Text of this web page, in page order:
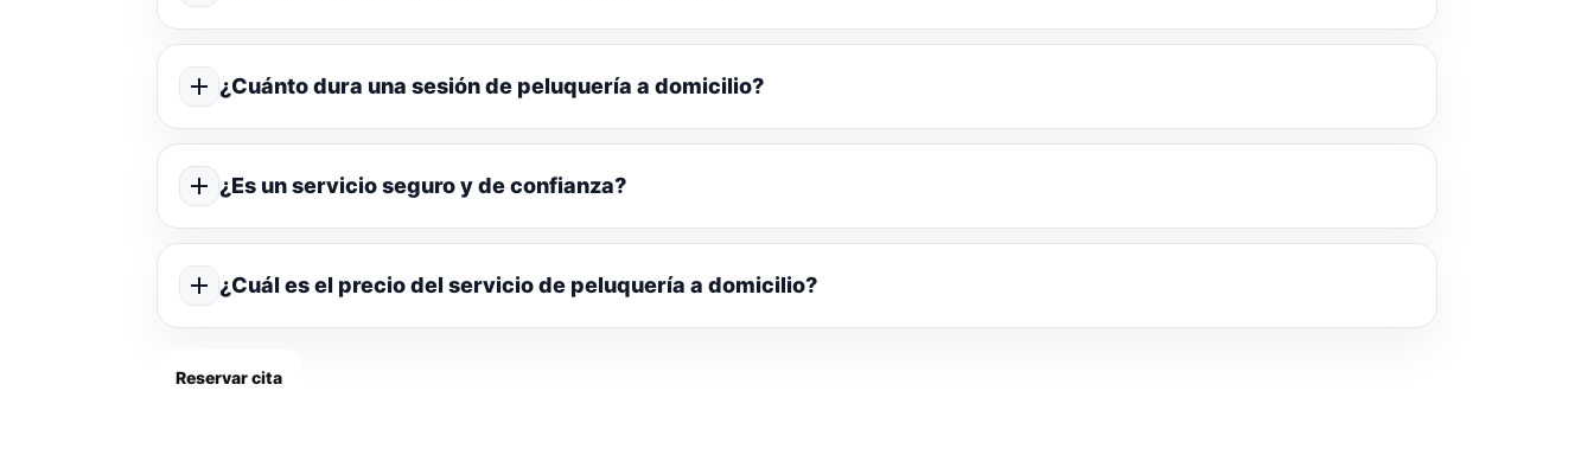
¿Cuánto dura una sesión de peluquería a domicilio?
¿Es un servicio seguro y de confianza?
¿Cuál es el precio del servicio de peluquería a domicilio?
Reservar cita